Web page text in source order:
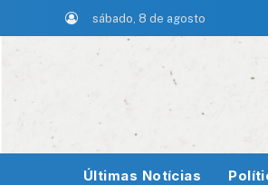
sábado, 8 de agosto
Últimas Notícias